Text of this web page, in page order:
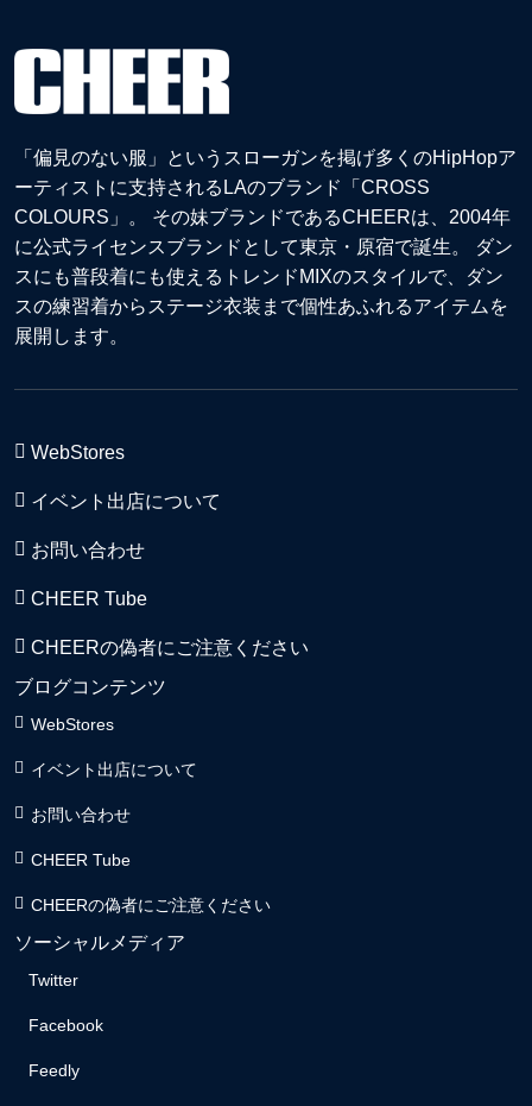
「偏見のない服」というスローガンを掲げ多くのHipHopア
ーティストに支持されるLAのブランド「CROSS
COLOURS」。 その妹ブランドであるCHEERは、2004年
に公式ライセンスブランドとして東京・原宿で誕生。 ダン
スにも普段着にも使えるトレンドMIXのスタイルで、ダン
スの練習着からステージ衣装まで個性あふれるアイテムを
展開します。
WebStores
イベント出店について
お問い合わせ
CHEER Tube
CHEERの偽者にご注意ください
ブログコンテンツ
WebStores
イベント出店について
お問い合わせ
CHEER Tube
CHEERの偽者にご注意ください
ソーシャルメディア
Twitter
Facebook
Feedly